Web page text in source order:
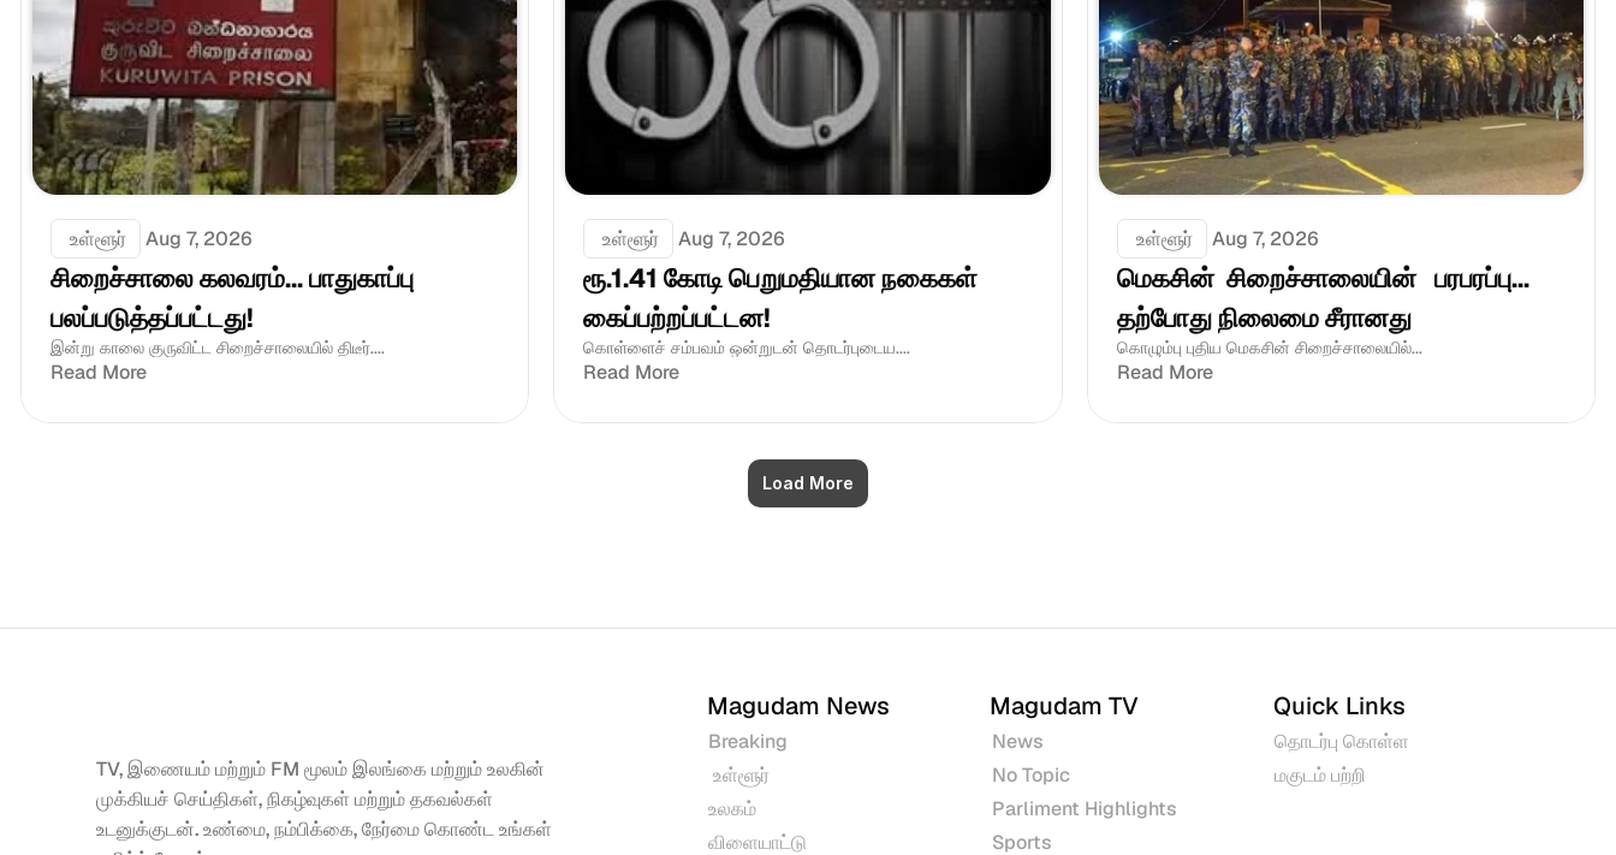
உள்ளூர் Aug 7, 2026
சிறைச்சாலை கலவரம்... பாதுகாப்பு
பலப்படுத்தப்பட்டது!
இன்று காலை குருவிட்ட சிறைச்சாலையில் திடீர்....
Read More
உள்ளூர் Aug 7, 2026
ரூ.1.41 கோடி பெறுமதியான நகைகள்
கைப்பற்றப்பட்டன!
கொள்ளைச் சம்பவம் ஒன்றுடன் தொடர்புடைய....
Read More
உள்ளூர் Aug 7, 2026
மெகசின்  சிறைச்சாலையின்   பரபரப்பு...
தற்போது நிலைமை சீரானது
கொழும்பு புதிய மெகசின் சிறைச்சாலையில்...
Read More
Load More
TV, இணையம் மற்றும் FM மூலம் இலங்கை மற்றும் உலகின்
முக்கியச் செய்திகள், நிகழ்வுகள் மற்றும் தகவல்கள்
உடனுக்குடன். உண்மை, நம்பிக்கை, நேர்மை கொண்ட உங்கள்
Magudam News
Breaking
உள்ளூர்
உலகம்
விளையாட்டு
Magudam TV
News
No Topic
Parliment Highlights
Sports
Quick Links
தொடர்பு கொள்ள
மகுடம் பற்றி